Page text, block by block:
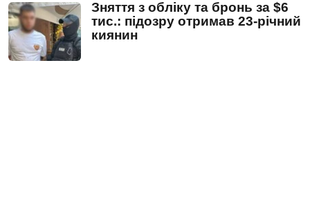
Зняття з обліку та бронь за $6
тис.: підозру отримав 23-річний
киянин